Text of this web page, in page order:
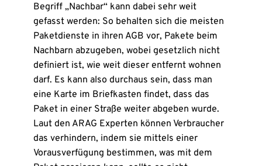
Begriff „Nachbar“ kann dabei sehr weit
gefasst werden: So behalten sich die meisten
Paketdienste in ihren AGB vor, Pakete beim
Nachbarn abzugeben, wobei gesetzlich nicht
definiert ist, wie weit dieser entfernt wohnen
darf. Es kann also durchaus sein, dass man
eine Karte im Briefkasten findet, dass das
Paket in einer Straße weiter abgeben wurde.
Laut den ARAG Experten können Verbraucher
das verhindern, indem sie mittels einer
Vorausverfügung bestimmen, was mit dem